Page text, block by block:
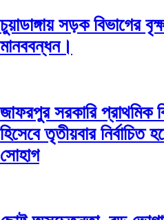
চুয়াডাঙ্গায় সড়ক বিভাগের
মানববন্ধন।
জাফরপুর সরকারি প্রাথমিক
হিসেবে তৃতীয়বার নির্বাচিত
সোহাগ